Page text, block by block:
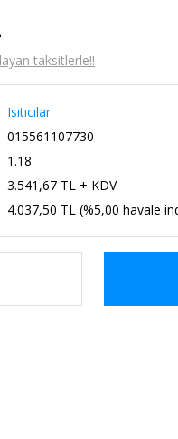
taksitlerle!!
Isıtıcılar
015561107730
1.18
3.541,67 TL + KDV
4.037,50 TL (%5,00 havale